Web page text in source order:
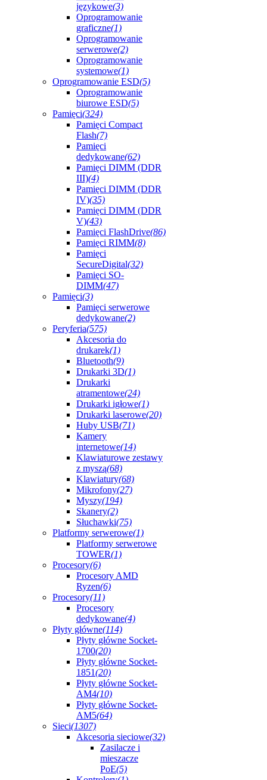
językowe(3)
Oprogramowanie
graficzne(1)
Oprogramowanie
serwerowe(2)
Oprogramowanie
systemowe(1)
Oprogramowanie ESD(5)
Oprogramowanie
biurowe ESD(5)
Pamięci(324)
Pamięci Compact
Flash(7)
Pamięci
dedykowane(62)
Pamięci DIMM (DDR
III)(4)
Pamięci DIMM (DDR
IV)(35)
Pamięci DIMM (DDR
V)(43)
Pamięci FlashDrive(86)
Pamięci RIMM(8)
Pamięci
SecureDigital(32)
Pamięci SO-
DIMM(47)
Pamięci(3)
Pamięci serwerowe
dedykowane(2)
Peryferia(575)
Akcesoria do
drukarek(1)
Bluetooth(9)
Drukarki 3D(1)
Drukarki
atramentowe(24)
Drukarki igłowe(1)
Drukarki laserowe(20)
Huby USB(71)
Kamery
internetowe(14)
Klawiaturowe zestawy
z myszą(68)
Klawiatury(68)
Mikrofony(27)
Myszy(194)
Skanery(2)
Słuchawki(75)
Platformy serwerowe(1)
Platformy serwerowe
TOWER(1)
Procesory(6)
Procesory AMD
Ryzen(6)
Procesory(11)
Procesory
dedykowane(4)
Płyty główne(114)
Płyty główne Socket-
1700(20)
Płyty główne Socket-
1851(20)
Płyty główne Socket-
AM4(10)
Płyty główne Socket-
AM5(64)
Sieci(1307)
Akcesoria sieciowe(32)
Zasilacze i
mieszacze
PoE(5)